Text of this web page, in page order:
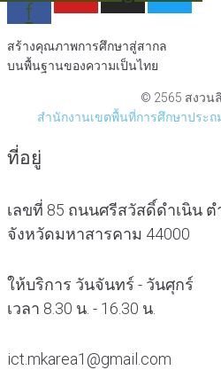
f
สร้างคุณภาพการศึกษาสู่สากล
บนพื้นฐานของความเป็นไทย
© 2565 สงวน
สำนักงานเขตพื้นที่การศึกษาประถ
ที่อยู่
เลขที่ 85 ถนนศรีสวัสดิ์ดำเนิน ต
จังหวัดมหาสารคาม 44000
ให้บริการ วันจันทร์ - วันศุกร์
เวลา 8.30 น. - 16.30 น.
ict.mkarea1@gmail.com